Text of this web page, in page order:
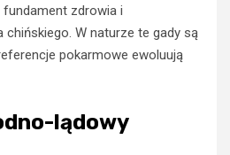
fundament zdrowia i
chińskiego. W naturze te gady są
pokarmowe ewoluują
lądowy